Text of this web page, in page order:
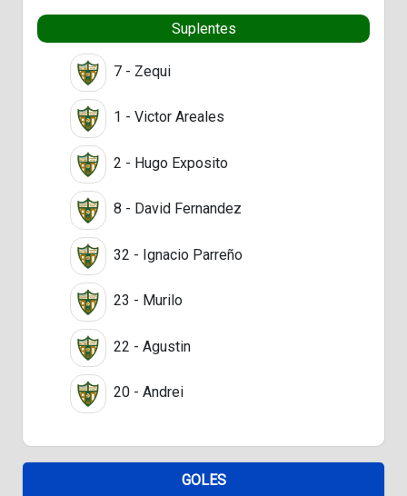
Suplentes
7 - Zequi
1 - Victor Areales
2 - Hugo Exposito
8 - David Fernandez
32 - Ignacio Parreño
23 - Murilo
22 - Agustin
20 - Andrei
GOLES